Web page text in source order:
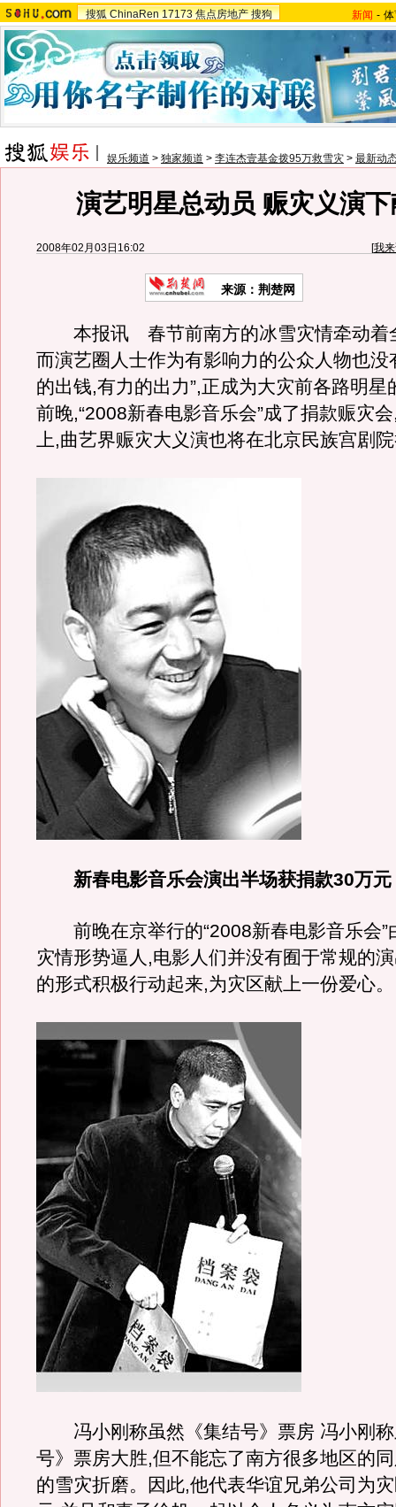
搜狐 ChinaRen 17173 焦点房地产 搜狗 新闻 -
娱乐频道 > 独家频道 > 李连杰壹基金拨95万救雪灾 > 最新动
演艺明星总动员 赈灾义演
2008年02月03日16:02 [我
来源：荆楚网
本报讯 春节前南方的冰雪灾情牵动着
而演艺圈人士作为有影响力的公众人物也没
的出钱,有力的出力”,正成为大灾前各路明星
前晚,“2008新春电影音乐会”成了捐款赈灾
上,曲艺界赈灾大义演也将在北京民族宫剧
新春电影音乐会演出半场获捐款30万元
前晚在京举行的“2008新春电影音乐会”
灾情形势逼人,电影人们并没有囿于常规的
的形式积极行动起来,为灾区献上一份爱心。
冯小刚称虽然《集结号》票房 冯小刚称
号》票房大胜,但不能忘了南方很多地区的
的雪灾折磨。因此,他代表华谊兄弟公司为